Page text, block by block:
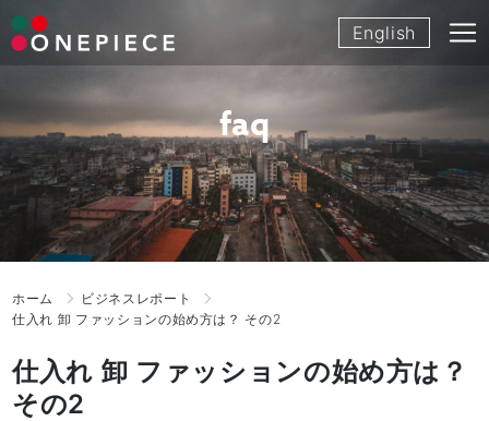
Skip
to
English
faq
ホーム
ビジネスレポート
仕入れ 卸 ファッションの始め方は？ その2
仕入れ 卸 ファッションの始め方は？
その2